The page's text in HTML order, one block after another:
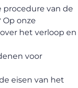
van de
Op onze
het verloop en
voor
eisen van het